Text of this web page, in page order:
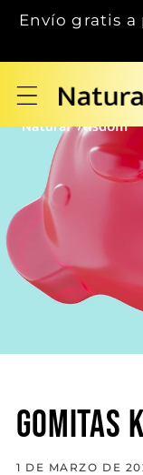
directamente
Envío
Gomitas
1 DE MARZO DE